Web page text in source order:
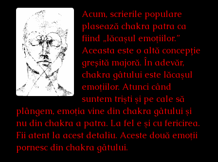
Acum, scrierile populare
plasează chakra patra ca
fiind „lăcaşul emoţiilor.”
Aceasta este o altă concepție
greșită majoră. În adevăr,
chakra gâtului este lăcaşul
emoţiilor. Atunci când
suntem trişti şi pe cale să
plângem, emoţia vine din chakra gâtului şi
nu din chakra a patra. La fel e şi cu fericirea.
Fii atent la acest detaliu. Aceste două emoţii
pornesc din chakra gâtului.